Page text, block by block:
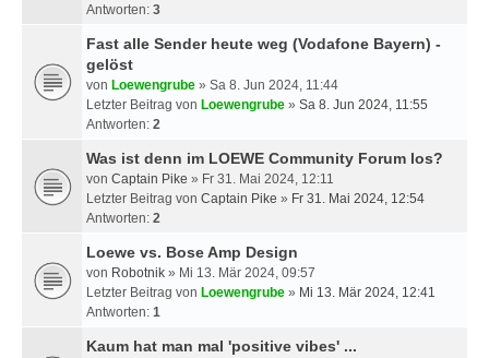
Antworten: 3
Fast alle Sender heute weg (Vodafone Bayern) -
gelöst
von Loewengrube » Sa 8. Jun 2024, 11:44
Letzter Beitrag von Loewengrube » Sa 8. Jun 2024, 11:55
Antworten: 2
Was ist denn im LOEWE Community Forum los?
von Captain Pike » Fr 31. Mai 2024, 12:11
Letzter Beitrag von Captain Pike » Fr 31. Mai 2024, 12:54
Antworten: 2
Loewe vs. Bose Amp Design
von Robotnik » Mi 13. Mär 2024, 09:57
Letzter Beitrag von Loewengrube » Mi 13. Mär 2024, 12:41
Antworten: 1
Kaum hat man mal 'positive vibes' ...